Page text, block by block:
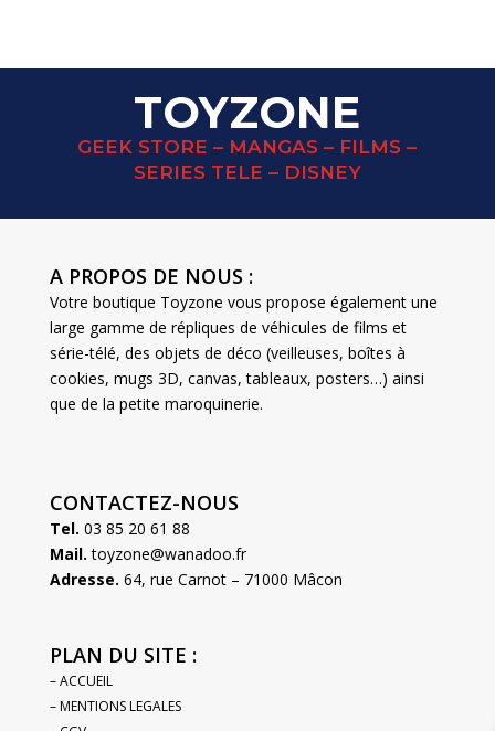
TOYZONE
GEEK STORE – MANGAS – FILMS –
SERIES TELE – DISNEY
A PROPOS DE NOUS :
Votre boutique Toyzone vous propose également une
large gamme de répliques de véhicules de films et
série-télé, des objets de déco (veilleuses, boîtes à
cookies, mugs 3D, canvas, tableaux, posters…) ainsi
que de la petite maroquinerie.
CONTACTEZ-NOUS
Tel. 03 85 20 61 88
Mail. toyzone@wanadoo.fr
Adresse. 64, rue Carnot – 71000 Mâcon
PLAN DU SITE :
– ACCUEIL
– MENTIONS LEGALES